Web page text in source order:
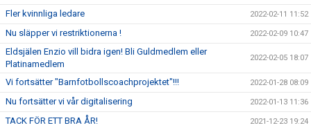
Fler kvinnliga ledare 2022-02-11 11:52
Nu släpper vi restriktionerna ! 2022-02-09 10:47
Eldsjälen Enzio vill bidra igen! Bli Guldmedlem eller
Platinamedlem
2022-02-05 18:07
Vi fortsätter "Barnfotbollscoachprojektet"!!! 2022-01-28 08:09
Nu fortsätter vi vår digitalisering 2022-01-13 11:36
TACK FÖR ETT BRA ÅR! 2021-12-23 19:24